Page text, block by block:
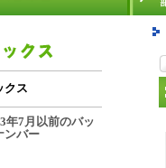
クス
年7月以前のバッ
ンバー